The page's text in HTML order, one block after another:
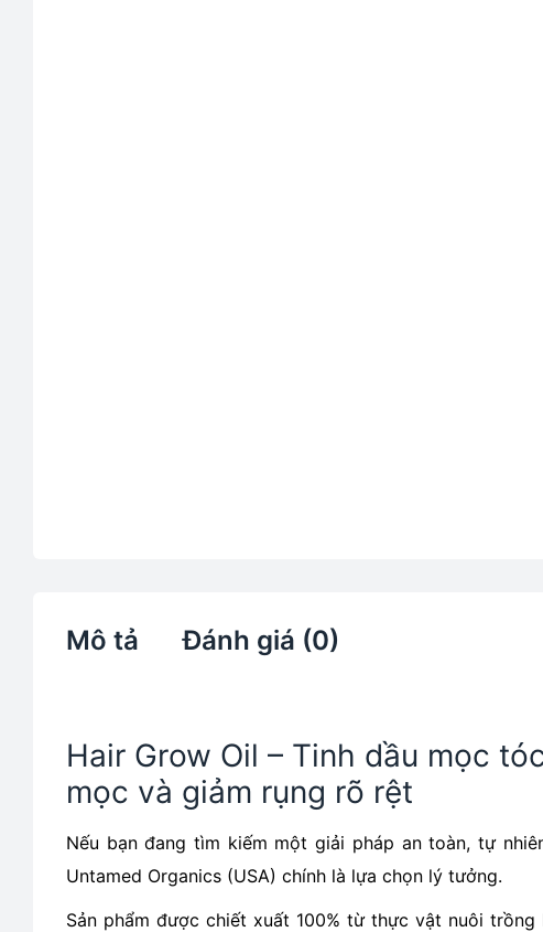
Mô tả Đánh giá (0)
Hair Grow Oil – Tinh dầu mọc
mọc và giảm rụng rõ rệt
Nếu bạn đang tìm kiếm một giải pháp an toàn, tự
Untamed Organics (USA) chính là lựa chọn lý tưởng.
Sản phẩm được chiết xuất 100% từ thực vật nuôi